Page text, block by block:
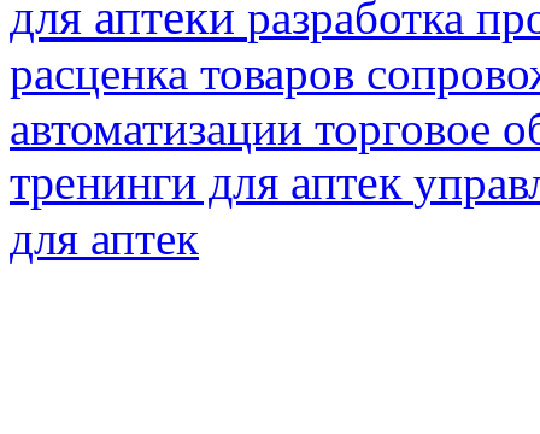
для аптеки разработка
расценка товаров
автоматизации торговое
тренинги для аптек
для аптек